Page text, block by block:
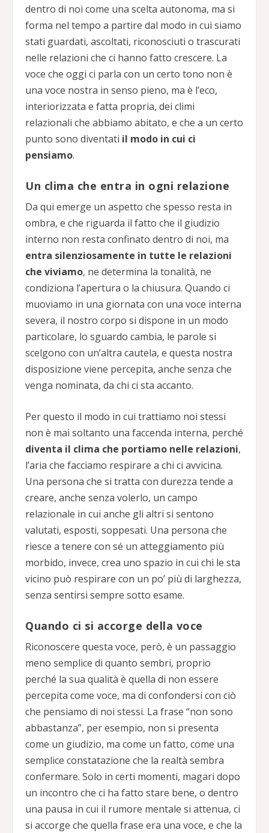
dentro di noi come una scelta autonoma, ma si
forma nel tempo a partire dal modo in cui siamo
stati guardati, ascoltati, riconosciuti o trascurati
nelle relazioni che ci hanno fatto crescere. La
voce che oggi ci parla con un certo tono non è
una voce nostra in senso pieno, ma è l’eco,
interiorizzata e fatta propria, dei climi
relazionali che abbiamo abitato, e che a un certo
punto sono diventati il modo in cui ci
pensiamo.
Un clima che entra in ogni relazione
Da qui emerge un aspetto che spesso resta in
ombra, e che riguarda il fatto che il giudizio
interno non resta confinato dentro di noi, ma
entra silenziosamente in tutte le relazioni
che viviamo, ne determina la tonalità, ne
condiziona l’apertura o la chiusura. Quando ci
muoviamo in una giornata con una voce interna
severa, il nostro corpo si dispone in un modo
particolare, lo sguardo cambia, le parole si
scelgono con un’altra cautela, e questa nostra
disposizione viene percepita, anche senza che
venga nominata, da chi ci sta accanto.
Per questo il modo in cui trattiamo noi stessi
non è mai soltanto una faccenda interna, perché
diventa il clima che portiamo nelle relazioni,
l’aria che facciamo respirare a chi ci avvicina.
Una persona che si tratta con durezza tende a
creare, anche senza volerlo, un campo
relazionale in cui anche gli altri si sentono
valutati, esposti, soppesati. Una persona che
riesce a tenere con sé un atteggiamento più
morbido, invece, crea uno spazio in cui chi le sta
vicino può respirare con un po’ più di larghezza,
senza sentirsi sempre sotto esame.
Quando ci si accorge della voce
Riconoscere questa voce, però, è un passaggio
meno semplice di quanto sembri, proprio
perché la sua qualità è quella di non essere
percepita come voce, ma di confondersi con ciò
che pensiamo di noi stessi. La frase “non sono
abbastanza”, per esempio, non si presenta
come un giudizio, ma come un fatto, come una
semplice constatazione che la realtà sembra
confermare. Solo in certi momenti, magari dopo
un incontro che ci ha fatto stare bene, o dentro
una pausa in cui il rumore mentale si attenua, ci
si accorge che quella frase era una voce, e che la